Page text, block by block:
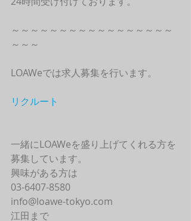
～～～～～～～～～～～～～～～～～
～～～
LOAWeでは求人募集を行います。
リクルート
一緒にLOAWeを盛り上げてくれる方を
募集しています。
興味がある方は
03-6407-8580
info@loawe-tokyo.com
江田まで